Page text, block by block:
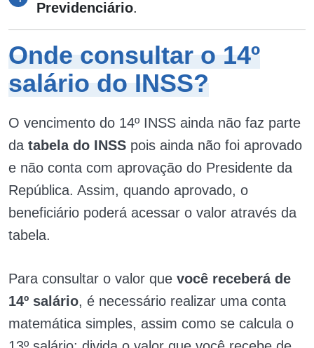
Previdenciário.
Onde consultar o 14º
salário do INSS?
O vencimento do 14º INSS ainda não faz parte
da tabela do INSS pois ainda não foi aprovado
e não conta com aprovação do Presidente da
República. Assim, quando aprovado, o
beneficiário poderá acessar o valor através da
tabela.
Para consultar o valor que você receberá de
14º salário, é necessário realizar uma conta
matemática simples, assim como se calcula o